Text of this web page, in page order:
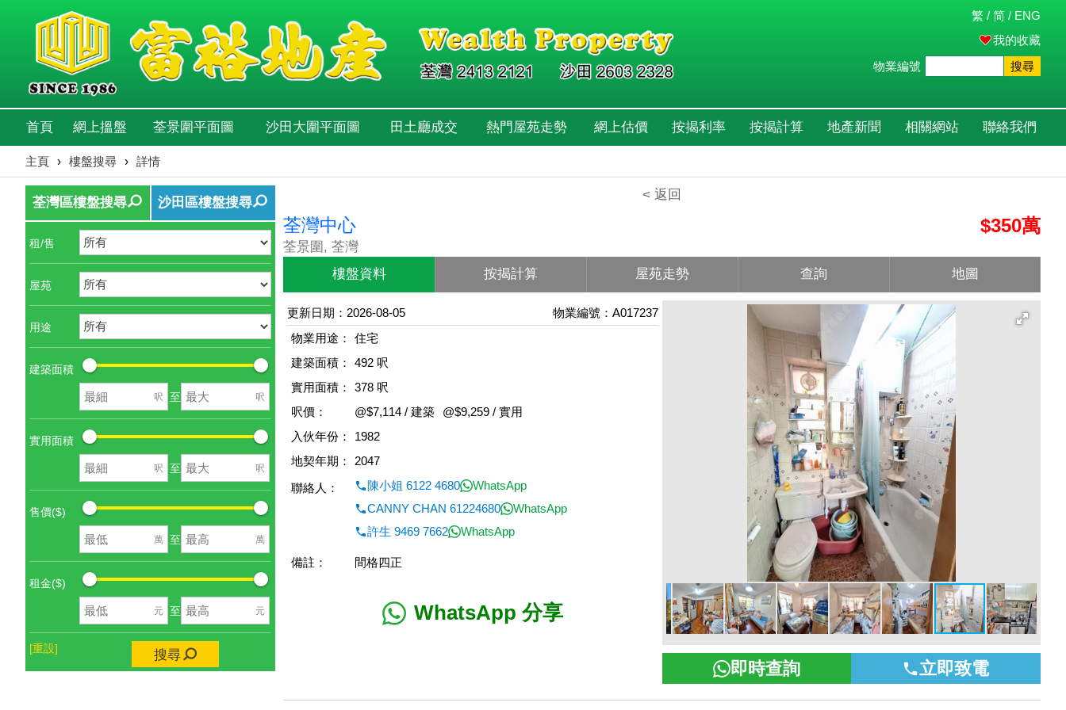
繁 / 简 / ENG
我的收藏
物業編號
搜尋
首頁 網上搵盤 荃景圍平面圖 沙田大圍平面圖 田土廳成交 熱門屋苑走勢 網上估價 按揭利率 按揭計算 地產新聞 相關網站 聯絡我們
主頁 › 樓盤搜尋 › 詳情
荃灣區樓盤搜尋 沙田區樓盤搜尋
租/售
屋苑
用途
建築面積
呎 至 呎
實用面積
呎 至 呎
售價($)
萬 至 萬
租金($)
元 至 元
[重設] 搜尋
< 返回
荃灣中心
荃景圍, 荃灣
$350萬
樓盤資料 按揭計算 屋苑走勢 查詢 地圖
更新日期：2026-08-05
物業編號：A017237
物業用途：
住宅
建築面積：
492 呎
實用面積：
378 呎
呎價：
@$7,114 / 建築
@$9,259 / 實用
入伙年份：
1982
地契年期：
2047
聯絡人：
陳小姐 6122 4680
WhatsApp
CANNY CHAN 61224680
WhatsApp
許生 9469 7662
WhatsApp
備註： 間格四正
WhatsApp 分享
即時查詢 立即致電